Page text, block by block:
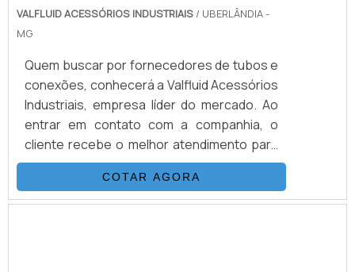
VALFLUID ACESSÓRIOS INDUSTRIAIS / UBERLÂNDIA -
MG
Quem buscar por fornecedores de tubos e
conexões, conhecerá a Valfluid Acessórios
Industriais, empresa líder do mercado. Ao
entrar em contato com a companhia, o
cliente recebe o melhor atendimento para
tirar eventuais dúvidas, além de encontrar
qualidade e preço justo em um só
lugar.DETALHES SOBRE FORNECEDORES DE
COTAR AGORA